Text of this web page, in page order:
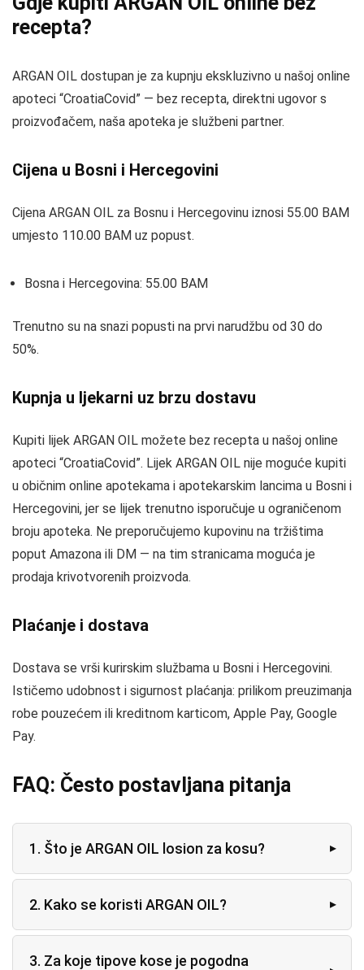
recepta?
ARGAN OIL dostupan je za kupnju ekskluzivno u našoj online
apoteci “CroatiaCovid” — bez recepta, direktni ugovor s
proizvođačem, naša apoteka je službeni partner.
Cijena u Bosni i Hercegovini
Cijena ARGAN OIL za Bosnu i Hercegovinu iznosi 55.00 BAM
umjesto 110.00 BAM uz popust.
Bosna i Hercegovina: 55.00 BAM
Trenutno su na snazi popusti na prvi narudžbu od 30 do
50%.
Kupnja u ljekarni uz brzu dostavu
Kupiti lijek ARGAN OIL možete bez recepta u našoj online
apoteci “CroatiaCovid”. Lijek ARGAN OIL nije moguće kupiti
u običnim online apotekama i apotekarskim lancima u Bosni i
Hercegovini, jer se lijek trenutno isporučuje u ograničenom
broju apoteka. Ne preporučujemo kupovinu na tržištima
poput Amazona ili DM — na tim stranicama moguća je
prodaja krivotvorenih proizvoda.
Plaćanje i dostava
Dostava se vrši kurirskim službama u Bosni i Hercegovini.
Ističemo udobnost i sigurnost plaćanja: prilikom preuzimanja
robe pouzećem ili kreditnom karticom, Apple Pay, Google
Pay.
FAQ: Često postavljana pitanja
1. Što je ARGAN OIL losion za kosu?
2. Kako se koristi ARGAN OIL?
3. Za koje tipove kose je pogodna